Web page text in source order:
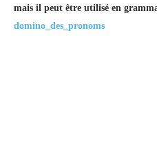
mais il peut être utilisé en
domino_des_pronoms